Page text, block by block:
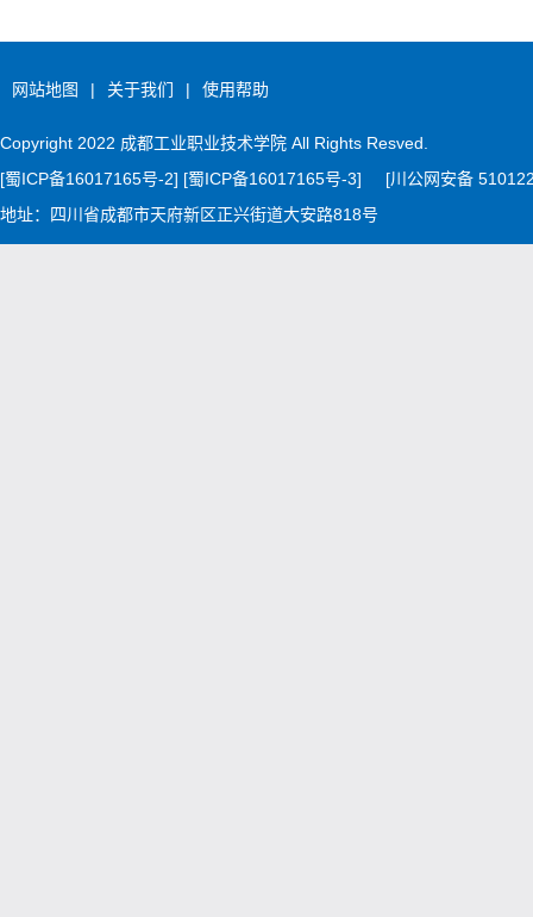
网站地图 | 关于我们 | 使用帮助
Copyright 2022 成都工业职业技术学院 All Rights Resved.
[蜀ICP备16017165号-2] [蜀ICP备16017165号-3]
[川公网安备
地址：四川省成都市天府新区正兴街道大安路818号